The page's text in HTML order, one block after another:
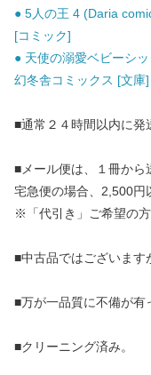
● 5人の王 4 (Daria
[コミック]
● 天使の溺愛ベビーシ
幻冬舎コミックス [文庫]
■通常２４時間以内に発
■メール便は、１冊から
宅急便の場合、2,500円
※「代引き」ご希望の方
■中古品ではございます
■万が一品質に不備が有
■クリーニング済み。